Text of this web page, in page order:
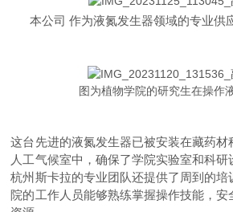
本公司 作为液氮发生器领域的专业供
图为植物学院的研究生在操作
这台先进的液氮发生器已被安装在藏药
人工气候室中，确保了学院实验室和科研
杭州斯卡拉的专业团队还提供了周到的培
院的工作人员能够熟练掌握操作技能，